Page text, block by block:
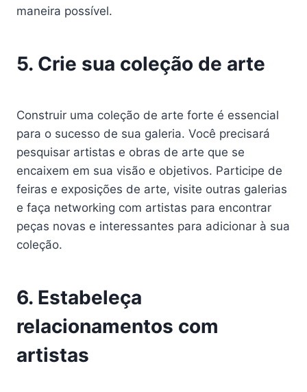
maneira possível.
5. Crie sua coleção de arte
Construir uma coleção de arte forte é essencial
para o sucesso de sua galeria. Você precisará
pesquisar artistas e obras de arte que se
encaixem em sua visão e objetivos. Participe de
feiras e exposições de arte, visite outras galerias
e faça networking com artistas para encontrar
peças novas e interessantes para adicionar à sua
coleção.
6. Estabeleça
relacionamentos com
artistas